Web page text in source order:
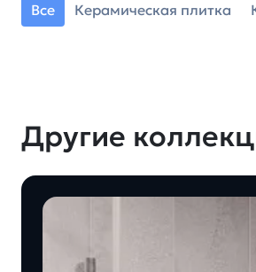
Все Керамическая плитка
Другие